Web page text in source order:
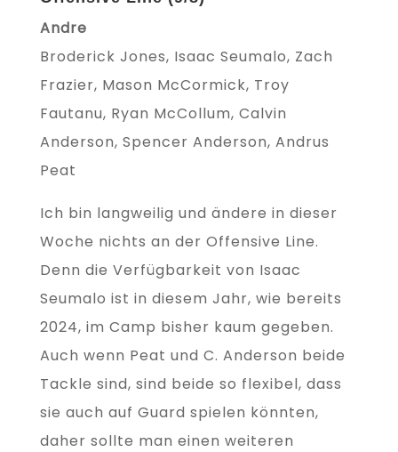
Andre
Broderick Jones, Isaac Seumalo, Zach
Frazier, Mason McCormick, Troy
Fautanu, Ryan McCollum, Calvin
Anderson, Spencer Anderson, Andrus
Peat
Ich bin langweilig und ändere in dieser
Woche nichts an der Offensive Line.
Denn die Verfügbarkeit von Isaac
Seumalo ist in diesem Jahr, wie bereits
2024, im Camp bisher kaum gegeben.
Auch wenn Peat und C. Anderson beide
Tackle sind, sind beide so flexibel, dass
sie auch auf Guard spielen könnten,
daher sollte man einen weiteren